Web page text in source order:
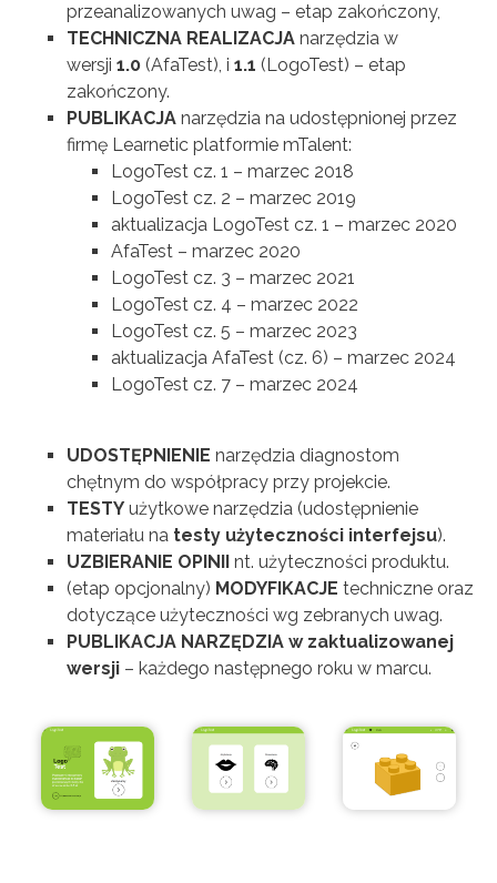
przeanalizowanych uwag – etap zakończony,
TECHNICZNA REALIZACJA narzędzia w
wersji 1.0 (AfaTest), i 1.1 (LogoTest) – etap
zakończony.
PUBLIKACJA narzędzia na udostępnionej przez
firmę Learnetic platformie mTalent:
LogoTest cz. 1 – marzec 2018
LogoTest cz. 2 – marzec 2019
aktualizacja LogoTest cz. 1 – marzec 2020
AfaTest – marzec 2020
LogoTest cz. 3 – marzec 2021
LogoTest cz. 4 – marzec 2022
LogoTest cz. 5 – marzec 2023
aktualizacja AfaTest (cz. 6) – marzec 2024
LogoTest cz. 7 – marzec 2024
UDOSTĘPNIENIE narzędzia diagnostom
chętnym do współpracy przy projekcie.
TESTY użytkowe narzędzia (udostępnienie
materiału na testy użyteczności interfejsu).
UZBIERANIE OPINII nt. użyteczności produktu.
(etap opcjonalny) MODYFIKACJE techniczne oraz
dotyczące użyteczności wg zebranych uwag.
PUBLIKACJA NARZĘDZIA w zaktualizowanej
wersji – każdego następnego roku w marcu.